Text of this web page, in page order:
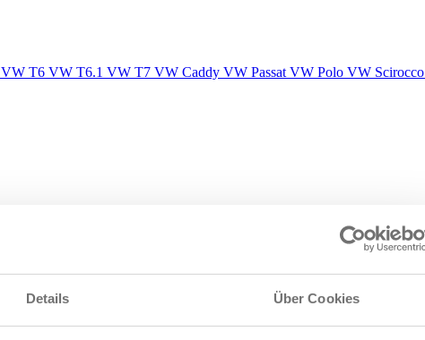
Details Über Cookies
VW T6 VW T6.1 VW T7 VW Caddy VW PassatVW Polo VW Scirocco